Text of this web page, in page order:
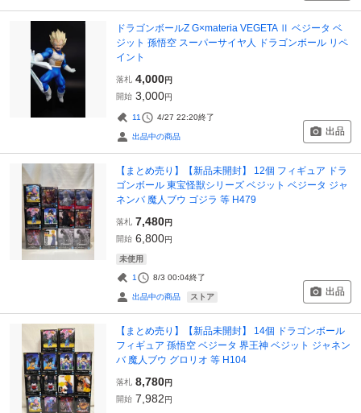
ドラゴンボールZ G×materia VEGETA Ⅱ ベジータ ベ
ジット 孫悟空 スーパーサイヤ人 ドラゴンボール リペ
イント
落札 4,000円
開始 3,000円
11 4/27 22:20終了
出品中の商品 出品
【まとめ売り】【新品未開封】 12個 フィギュア ドラ
ゴンボール 東宝怪獣シリーズ ベジット ベジータ ジャ
ネンバ 魔人ブウ ゴジラ 等 H479
落札 7,480円
開始 6,800円
未使用
1 8/3 00:04終了
出品中の商品 ストア 出品
【まとめ売り】【新品未開封】 14個 ドラゴンボール
フィギュア 孫悟空 ベジータ 界王神 ベジット ジャネン
バ 魔人ブウ グロリオ 等 H104
落札 8,780円
開始 7,982円